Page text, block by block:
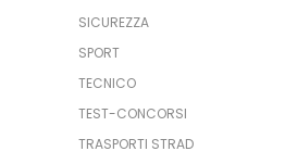
SICUREZZA
SPORT
TECNICO
TEST-CONCORSI
TRASPORTI STRAD